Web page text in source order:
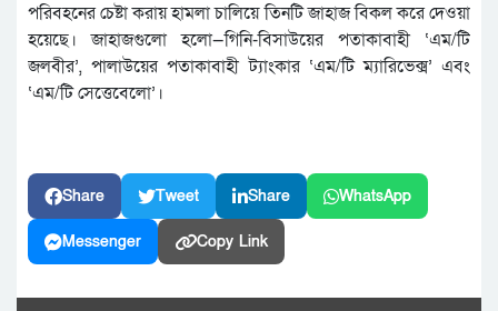
পরিবহনের চেষ্টা করায় হামলা চালিয়ে তিনটি জাহাজ বিকল করে দেওয়া
হয়েছে। জাহাজগুলো হলো—গিনি-বিসাউয়ের পতাকাবাহী ‘এম/টি
জলবীর’, পালাউয়ের পতাকাবাহী ট্যাংকার ‘এম/টি ম্যারিভেক্স’ এবং
‘এম/টি সেত্তেবেলো’।
Share Tweet Share WhatsApp
Messenger Copy Link